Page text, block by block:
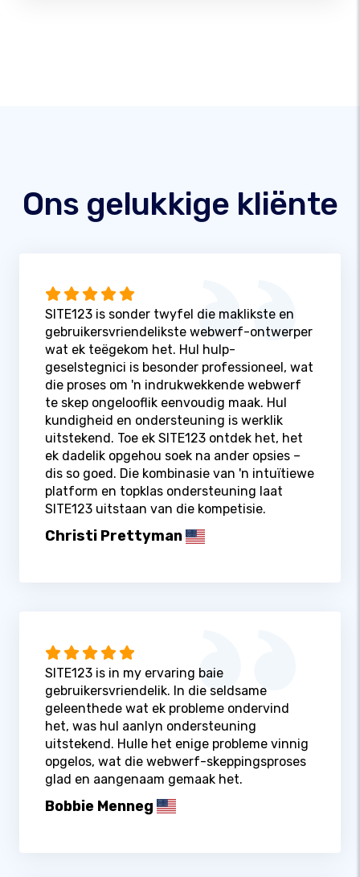
Ons gelukkige kliënte
SITE123 is sonder twyfel die maklikste en
gebruikersvriendelikste webwerf-ontwerper
wat ek teëgekom het. Hul hulp-
geselstegnici is besonder professioneel, wat
die proses om 'n indrukwekkende webwerf
te skep ongelooflik eenvoudig maak. Hul
kundigheid en ondersteuning is werklik
uitstekend. Toe ek SITE123 ontdek het, het
ek dadelik opgehou soek na ander opsies –
dis so goed. Die kombinasie van 'n intuïtiewe
platform en topklas ondersteuning laat
SITE123 uitstaan ​​van die kompetisie.
Christi Prettyman
SITE123 is in my ervaring baie
gebruikersvriendelik. In die seldsame
geleenthede wat ek probleme ondervind
het, was hul aanlyn ondersteuning
uitstekend. Hulle het enige probleme vinnig
opgelos, wat die webwerf-skeppingsproses
glad en aangenaam gemaak het.
Bobbie Menneg